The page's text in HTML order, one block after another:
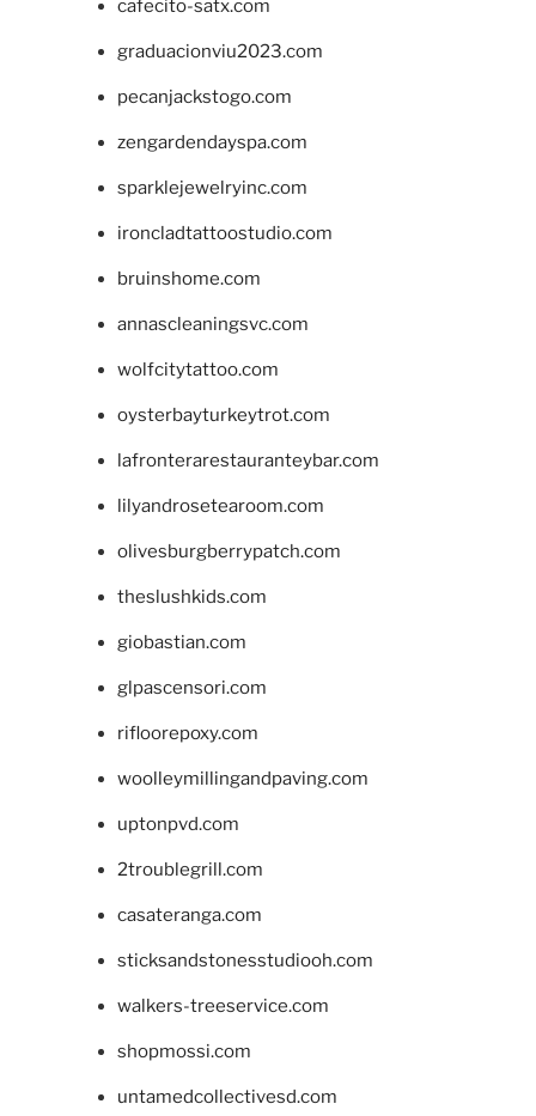
cafecito-satx.com
graduacionviu2023.com
pecanjackstogo.com
zengardendayspa.com
sparklejewelryinc.com
ironcladtattoostudio.com
bruinshome.com
annascleaningsvc.com
wolfcitytattoo.com
oysterbayturkeytrot.com
lafronterarestauranteybar.com
lilyandrosetearoom.com
olivesburgberrypatch.com
theslushkids.com
giobastian.com
glpascensori.com
rifloorepoxy.com
woolleymillingandpaving.com
uptonpvd.com
2troublegrill.com
casateranga.com
sticksandstonesstudiooh.com
walkers-treeservice.com
shopmossi.com
untamedcollectivesd.com